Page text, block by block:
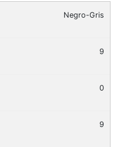
Negro-Gris
9
0
9